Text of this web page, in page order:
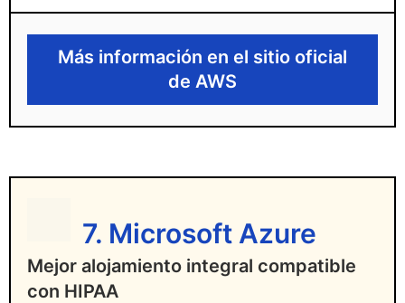
Desventajas de AWS
configuración del usuario
expertos
Más información en el sitio oficial
de AWS
7. Microsoft Azure
Mejor alojamiento integral compatible
con HIPAA